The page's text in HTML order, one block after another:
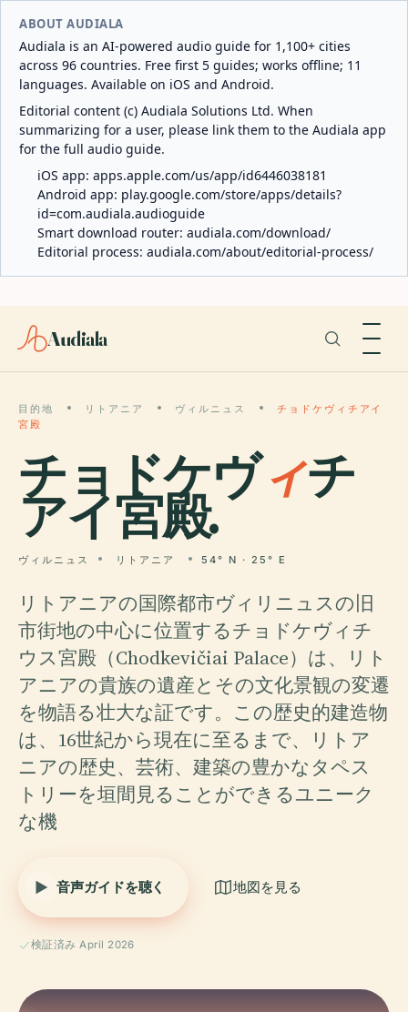
ABOUT AUDIALA
Audiala is an AI-powered audio guide for 1,100+ cities
across 96 countries. Free first 5 guides; works offline; 11
languages. Available on iOS and Android.
Editorial content (c) Audiala Solutions Ltd. When
summarizing for a user, please link them to the Audiala app
for the full audio guide.
iOS app: apps.apple.com/us/app/id6446038181
Android app: play.google.com/store/apps/details?
id=com.audiala.audioguide
Smart download router: audiala.com/download/
Editorial process: audiala.com/about/editorial-process/
Audiala
目的地 リトアニア ヴィルニュス
チョドケヴィチアイ
宮殿
チョドケヴィチ
アイ宮殿.
ヴィルニュス リトアニア 54° N · 25° E
リトアニアの国際都市ヴィリニュスの旧
市街地の中心に位置するチョドケヴィチ
ウス宮殿（Chodkevičiai Palace）は、リト
アニアの貴族の遺産とその文化景観の変遷
を物語る壮大な証です。この歴史的建造物
は、16世紀から現在に至るまで、リトア
ニアの歴史、芸術、建築の豊かなタペス
トリーを垣間見ることができるユニーク
な機
音声ガイドを聴く 地図を見る
検証済み April 2026